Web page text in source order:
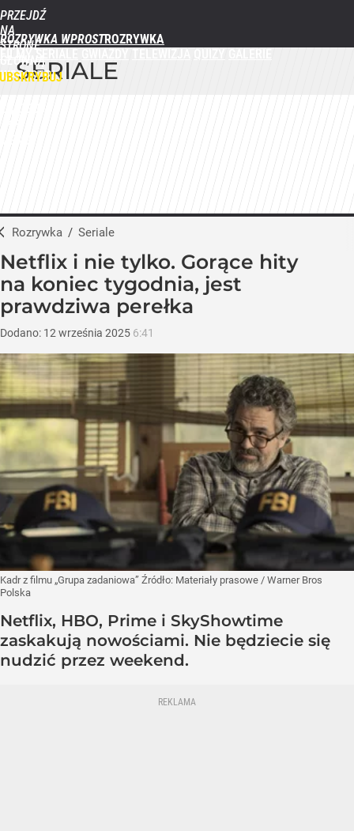
PRZEJDŹ
NA
STRONĘ
GŁÓWNĄ
WPROST.PL
ROZRYWKA WPROST
SERIALE
Rozrywka / Seriale
Netflix i nie tylko. Gorące hity
na koniec tygodnia, jest
prawdziwa perełka
Dodano: 12 września 2025 6:41
Kadr z filmu „Grupa zadaniowa” Źródło: Materiały prasowe / Warner Bros
Polska
Netflix, HBO, Prime i SkyShowtime
zaskakują nowościami. Nie będziecie się
nudzić przez weekend.